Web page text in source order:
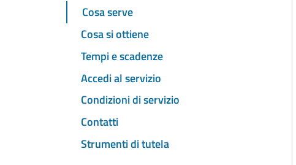
Cosa serve
Cosa si ottiene
Tempi e scadenze
Accedi al servizio
Condizioni di servizio
Contatti
Strumenti di tutela